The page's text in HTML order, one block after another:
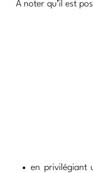
A noter qu’il est
en privilégiant